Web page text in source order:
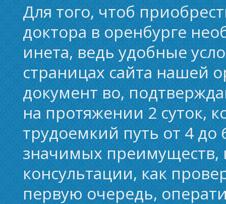
Для того, чтоб
доктора в оренбурге
инета, ведь удобные
страницах сайта нашей
документ во,
на протяжении 2 суток,
трудоемкий путь от 4
значимых
консультации, как
первую очередь,